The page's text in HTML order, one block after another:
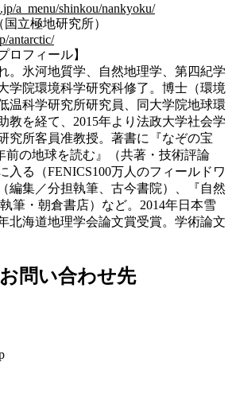
a_menu/shinkou/nankyoku/
立極地研究所）
antarctic/
ロフィール】
。氷河地質学、自然地理学、第四紀学
学院環境科学研究科修了。博士（環境
温科学研究所研究員、同大学院地球環
教を経て、2015年より法政大学社会学
究所客員准教授。著書に『なぞの宝
前の地球を読む』（共著・技術評論
入る（FENICS100万人のフィールドワ
編集／分担執筆、古今書院）、『自然
筆・朝倉書店）など。2014年日本雪
北海道地理学会論文賞受賞。学術論文
問い合わせ先